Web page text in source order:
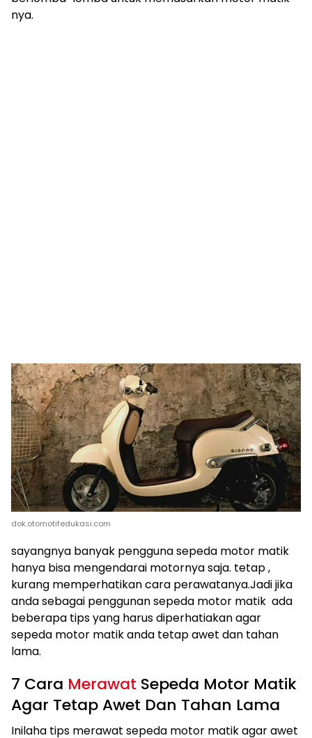
nya.
dok.otomotifedukasi.com
sayangnya banyak pengguna sepeda motor matik
hanya bisa mengendarai motornya saja. tetap ,
kurang memperhatikan cara perawatanya.Jadi jika
anda sebagai penggunan sepeda motor matik ada
beberapa tips yang harus diperhatiakan agar
sepeda motor matik anda tetap awet dan tahan
lama.
7 Cara Merawat Sepeda Motor Matik
Agar Tetap Awet Dan Tahan Lama
Inilaha tips merawat sepeda motor matik agar awet